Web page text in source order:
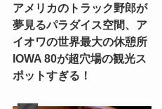
アメリカのトラック野郎が
夢見るパラダイス空間、ア
イオワの世界最大の休憩所
IOWA 80が超穴場の観光ス
ポットすぎる！